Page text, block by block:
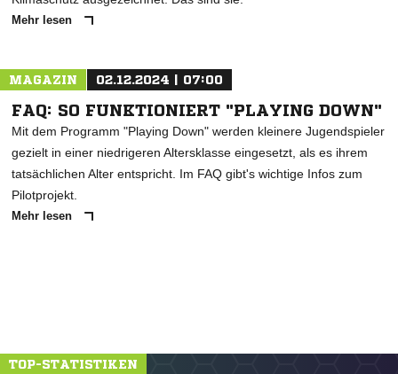
Mehr lesen
MAGAZIN 02.12.2024 | 07:00
FAQ: SO FUNKTIONIERT "PLAYING DOWN"
Mit dem Programm "Playing Down" werden kleinere Jugendspieler
gezielt in einer niedrigeren Altersklasse eingesetzt, als es ihrem
tatsächlichen Alter entspricht. Im FAQ gibt's wichtige Infos zum
Pilotprojekt.
Mehr lesen
TOP-STATISTIKEN